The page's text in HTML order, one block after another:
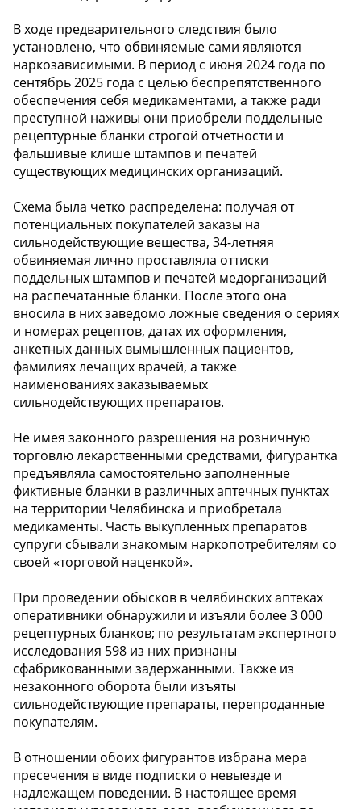
В ходе предварительного следствия было
установлено, что обвиняемые сами являются
наркозависимыми. В период с июня 2024 года по
сентябрь 2025 года с целью беспрепятственного
обеспечения себя медикаментами, а также ради
преступной наживы они приобрели поддельные
рецептурные бланки строгой отчетности и
фальшивые клише штампов и печатей
существующих медицинских организаций.
Схема была четко распределена: получая от
потенциальных покупателей заказы на
сильнодействующие вещества, 34-летняя
обвиняемая лично проставляла оттиски
поддельных штампов и печатей медорганизаций
на распечатанные бланки. После этого она
вносила в них заведомо ложные сведения о сериях
и номерах рецептов, датах их оформления,
анкетных данных вымышленных пациентов,
фамилиях лечащих врачей, а также
наименованиях заказываемых
сильнодействующих препаратов.
Не имея законного разрешения на розничную
торговлю лекарственными средствами, фигурантка
предъявляла самостоятельно заполненные
фиктивные бланки в различных аптечных пунктах
на территории Челябинска и приобретала
медикаменты. Часть выкупленных препаратов
супруги сбывали знакомым наркопотребителям со
своей «торговой наценкой».
При проведении обысков в челябинских аптеках
оперативники обнаружили и изъяли более 3 000
рецептурных бланков; по результатам экспертного
исследования 598 из них признаны
сфабрикованными задержанными. Также из
незаконного оборота были изъяты
сильнодействующие препараты, перепроданные
покупателям.
В отношении обоих фигурантов избрана мера
пресечения в виде подписки о невыезде и
надлежащем поведении. В настоящее время